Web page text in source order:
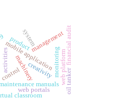
machinery
product
manuals
mobile application
management
activities monitoring
control web platform
system
oil tanker
web portals
classroom
creativity
financial audit